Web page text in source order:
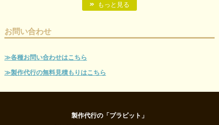
もっと見る
お問い合わせ
≫各種お問い合わせはこちら
≫製作代行の無料見積もりはこちら
製作代行の「プラビット」